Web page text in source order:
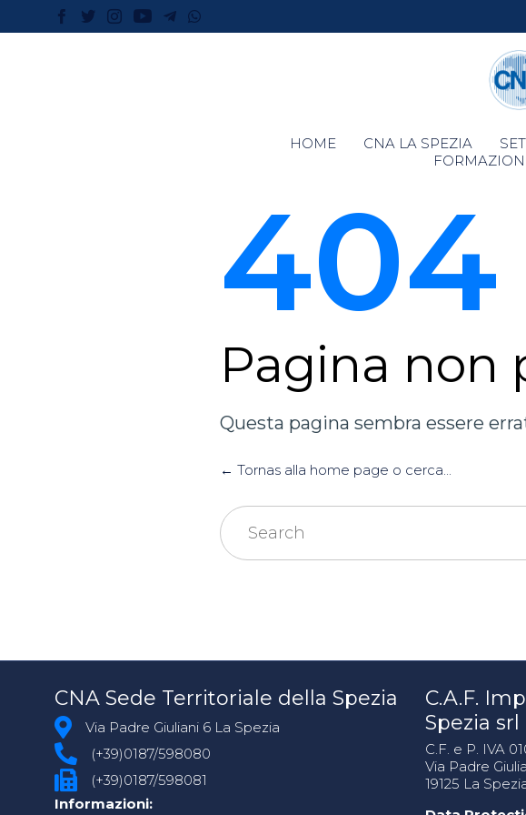
HOME CNA LA SPEZIA
404
Pagina non
Questa pagina sembra essere
← Tornas alla home page o cerca...
Search
for:
CNA Sede Territoriale della Spezia
Via Padre Giuliani 6 La Spezia
(+39)0187/598080
(+39)0187/598081
Informazioni:
C.A.F.
Spezia srl
C.F. e P. IVA
Via Padre
19125 La